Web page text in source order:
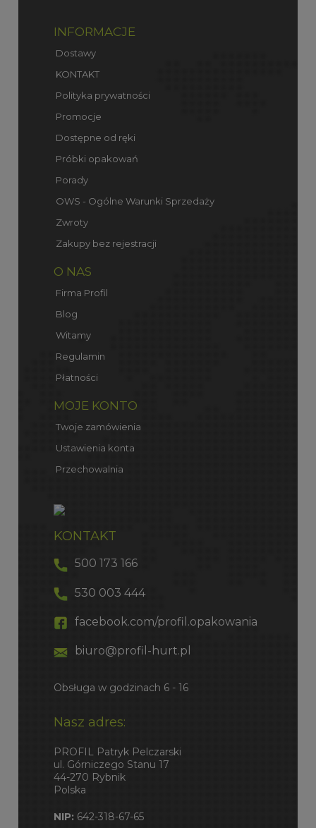
INFORMACJE
Dostawy
KONTAKT
Polityka prywatności
Promocje
Dostępne od ręki
Próbki opakowań
Porady
OWS - Ogólne Warunki Sprzedaży
Zwroty
Zakupy bez rejestracji
O NAS
Firma Profil
Blog
Witamy
Regulamin
Płatności
MOJE KONTO
Twoje zamówienia
Ustawienia konta
Przechowalnia
KONTAKT
500 173 166
530 003 444
facebook.com/profil.opakowania
biuro@profil-hurt.pl
Obsługa w godzinach 6 - 16
Nasz adres:
PROFIL Patryk Pelczarski
ul. Górniczego Stanu 17
44-270 Rybnik
Polska
NIP: 642-318-67-65